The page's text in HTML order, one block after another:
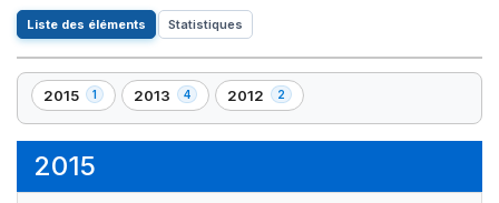
Liste des éléments Statistiques
2015 1
,
1
2013 4
,
4
2012 2
,
2
2015